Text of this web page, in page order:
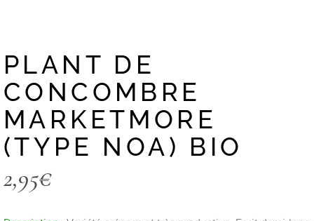
PLANT DE
CONCOMBRE
MARKETMORE
(TYPE NOA) BIO
2,95€